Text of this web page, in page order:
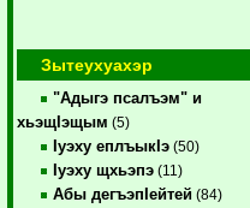
Зытеухуахэр
"Адыгэ псалъэм" и
хьэщIэщым (5)
Iуэху еплъыкIэ (50)
Iуэху щхьэпэ (11)
Абы дегъэпIейтей (84)